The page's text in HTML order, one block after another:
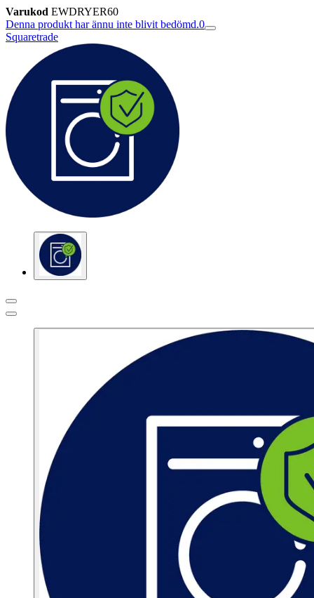
Varukod EWDRYER60
Denna produkt har ännu inte blivit bedömd.0
Squaretrade